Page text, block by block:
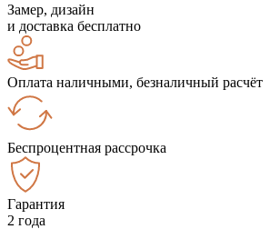
Замер, дизайн
и доставка бесплатно
Оплата наличными, безналичный расчёт
Беспроцентная рассрочка
Гарантия
2 года